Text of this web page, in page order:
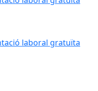
laboral gratuïta per a